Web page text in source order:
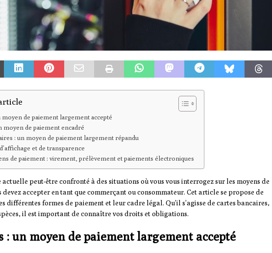
moyen de paiement largement accepté
moyen de paiement encadré
: un moyen de paiement largement répandu
et de transparence
de paiement : virement, prélèvement et paiements électroniques
actuelle peut-être confronté à des situations où vous vous interrogez sur les moyens de
devez accepter en tant que commerçant ou consommateur. Cet article se propose de
différentes formes de paiement et leur cadre légal. Qu’il s’agisse de cartes bancaires,
il est important de connaître vos droits et obligations.
: un moyen de paiement largement accepté